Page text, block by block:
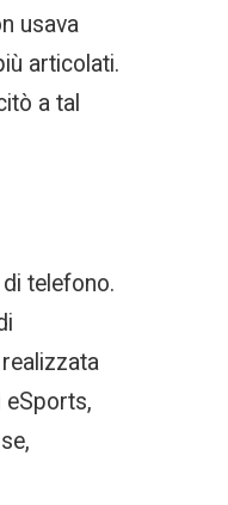
usava
articolati.
a tal
telefono.
eSports,